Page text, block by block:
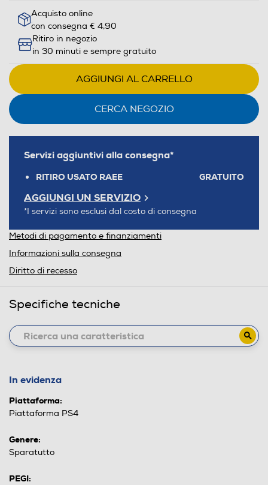
Acquisto online
con consegna € 4,90
Ritiro in negozio
in 30 minuti e sempre gratuito
AGGIUNGI AL CARRELLO
CERCA NEGOZIO
Servizi aggiuntivi alla consegna*
RITIRO USATO RAEE GRATUITO
AGGIUNGI UN SERVIZIO
*I servizi sono esclusi dal costo di consegna
Metodi di pagamento e finanziamenti
Informazioni sulla consegna
Diritto di recesso
Specifiche tecniche
In evidenza
Piattaforma:
Piattaforma PS4
Genere:
Sparatutto
PEGI: